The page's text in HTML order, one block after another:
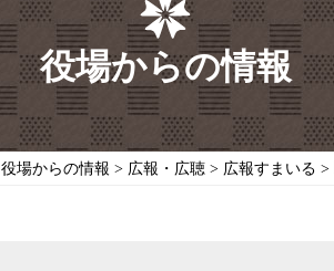
役場からの情報
役場からの情報 > 広報・広聴 > 広報すまいる >